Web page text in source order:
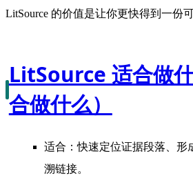
LitSource 的价值是让你更快得到一份
LitSource 适合做
合做什么）
适合：快速定位证据段落、形
溯链接。